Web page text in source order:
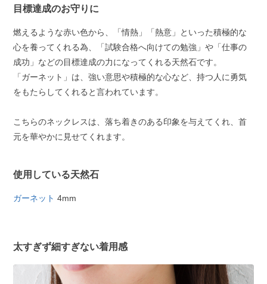
目標達成のお守りに
燃えるような赤い色から、「情熱」「熱意」といった積極的な
心を養ってくれる為、「試験合格へ向けての勉強」や「仕事の
成功」などの目標達成の力になってくれる天然石です。
「ガーネット」は、強い意思や積極的な心など、持つ人に勇気
をもたらしてくれると言われています。
こちらのネックレスは、落ち着きのある印象を与えてくれ、首
元を華やかに見せてくれます。
使用している天然石
ガーネット 4mm
太すぎず細すぎない着用感